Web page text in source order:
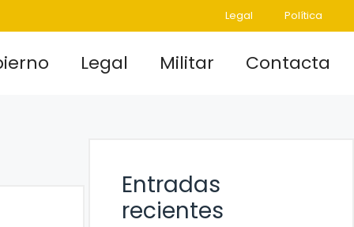
Legal Política
Legal Militar Contacta
Entradas
recientes